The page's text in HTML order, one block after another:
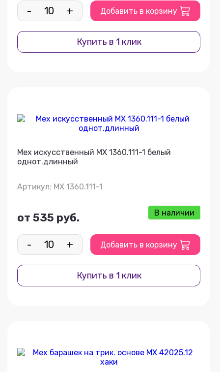
- + Добавить в корзину
Купить в 1 клик
Мех искусственный МХ 1360.111-1 белый
однот.длинный
Артикул: МХ 1360.111-1
от 535 руб. В наличии
- + Добавить в корзину
Купить в 1 клик